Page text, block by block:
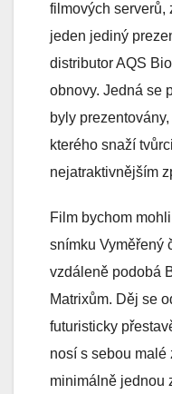
filmových serverů,
jeden jediný
distributor AQS
obnovy. Jedná se
byly
kterého snaží
nejatraktivnějším
Film bychom
snímku Vyměřený
vzdáleně podobá
Matrixům. Děj se
futuristicky
nosí s sebou
minimálně jednou